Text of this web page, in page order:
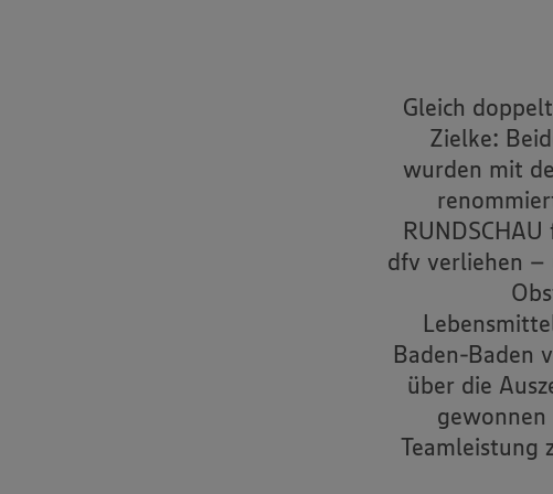
Gleich
Zielke:
wurden mit
dfv verliehen –
Baden-Baden
über die
Teamleistung